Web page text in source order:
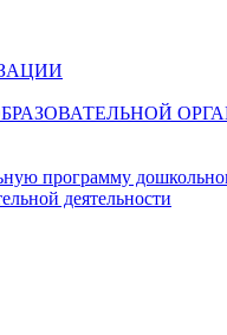
программу
деятельности